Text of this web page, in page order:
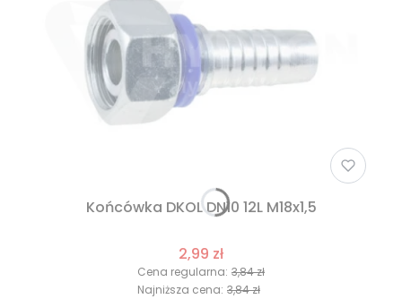
Końcówka DKOL DN10 12L M18x1,5
2,99 zł
Cena regularna: 3,84 zł
Najniższa cena: 3,84 zł